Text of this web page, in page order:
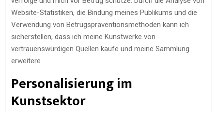
Website-Statistiken, die Bindung meines Publikums und die
Verwendung von Betrugspräventionsmethoden kann ich
sicherstellen, dass ich meine Kunstwerke von
vertrauenswürdigen Quellen kaufe und meine Sammlung
erweitere.
Personalisierung im
Kunstsektor